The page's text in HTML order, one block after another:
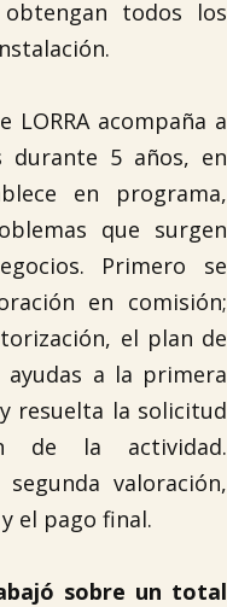
todos los
LORRA acompaña a
durante 5 años, en
en programa,
que surgen
Primero se
en comisión;
el plan de
a la primera
resuelta la solicitud
de la actividad.
valoración,
el pago final.
sobre un total